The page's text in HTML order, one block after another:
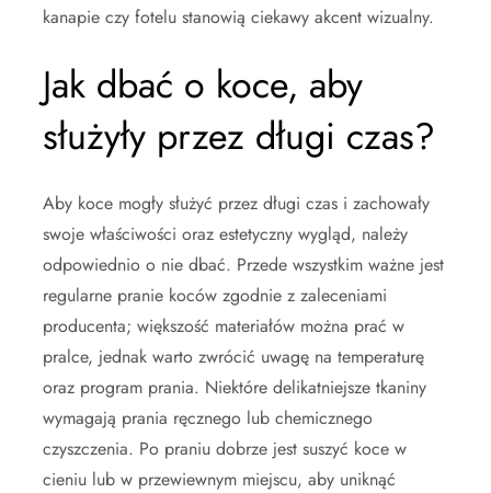
kanapie czy fotelu stanowią ciekawy akcent wizualny.
Jak dbać o koce, aby
służyły przez długi czas?
Aby koce mogły służyć przez długi czas i zachowały
swoje właściwości oraz estetyczny wygląd, należy
odpowiednio o nie dbać. Przede wszystkim ważne jest
regularne pranie koców zgodnie z zaleceniami
producenta; większość materiałów można prać w
pralce, jednak warto zwrócić uwagę na temperaturę
oraz program prania. Niektóre delikatniejsze tkaniny
wymagają prania ręcznego lub chemicznego
czyszczenia. Po praniu dobrze jest suszyć koce w
cieniu lub w przewiewnym miejscu, aby uniknąć